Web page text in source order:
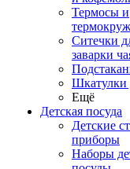
Термосы и
Ситечки
заварки
Шкатулки
Ещё
Детская посуда
Детские
приборы
Наборы